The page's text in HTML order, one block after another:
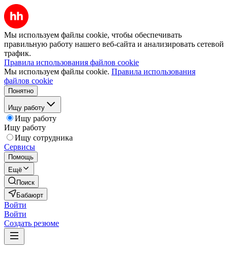
Мы используем файлы cookie, чтобы обеспечивать
правильную работу нашего веб-сайта и анализировать сетевой
трафик.
Правила использования файлов cookie
Мы используем файлы cookie. Правила использования
файлов cookie
Понятно
Ищу работу
Ищу работу
Ищу работу
Ищу сотрудника
Сервисы
Помощь
Ещё
Поиск
Бабаюрт
Войти
Войти
Создать резюме